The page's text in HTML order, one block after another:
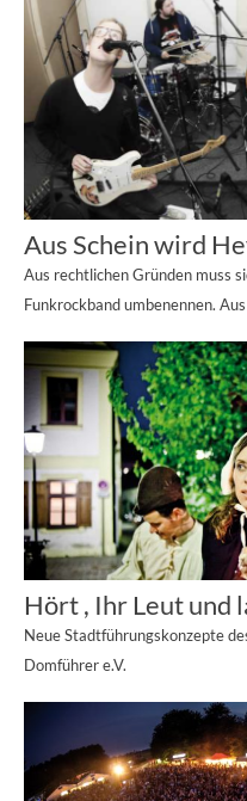
Aus Schein wird
Aus rechtlichen Gründen muss
Funkrockband umbenennen.
Hört , Ihr Leut und
Neue Stadtführungskonzepte
Domführer e.V.